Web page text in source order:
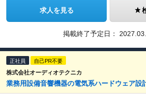
求人を見る
掲載終了予定日：
正社員 自己PR不要
株式会社オーディオテクニカ
業務用設備音響機器の電気系ハードウェア設